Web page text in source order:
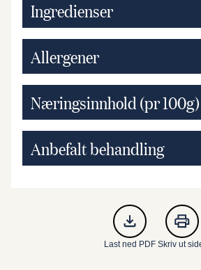
Ingredienser
Allergener
Næringsinnhold (pr 100g)
Anbefalt behandling
Last ned PDF Skriv ut